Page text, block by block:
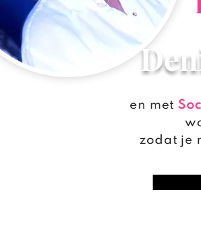
en met
zodat je